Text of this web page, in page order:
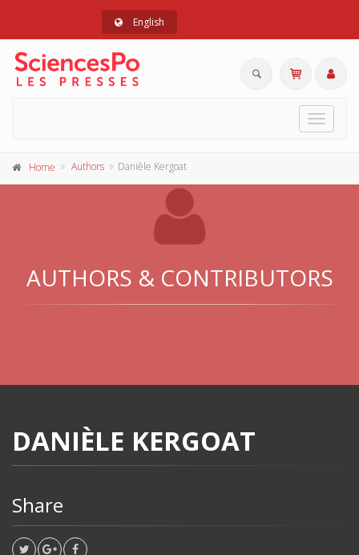
English
Toggle
Home Authors Danièle Kergoat
AUTHORS & CONTRIBUTORS
DANIÈLE KERGOAT
Share